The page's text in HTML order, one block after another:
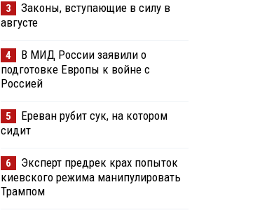
3
Законы, вступающие в силу в
августе
4
В МИД России заявили о
подготовке Европы к войне с
Россией
5
Ереван рубит сук, на котором
сидит
6
Эксперт предрек крах попыток
киевского режима манипулировать
Трампом